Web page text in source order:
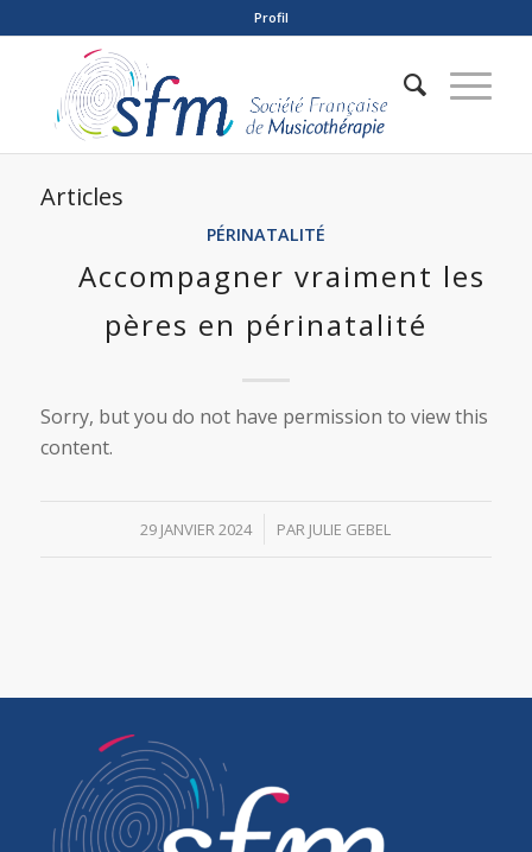
Profil
Articles
PÉRINATALITÉ
Accompagner vraiment les
pères en périnatalité
Sorry, but you do not have permission to view this
content.
29 JANVIER 2024
/ PAR JULIE GEBEL